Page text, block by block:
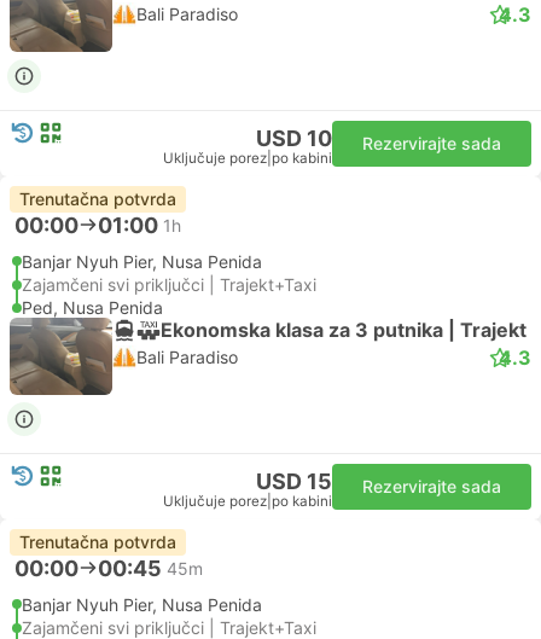
Bali Paradiso 4.3
USD 10
Uključuje porez po kabini
Rezervirajte sada
Trenutačna potvrda
00:00 01:00 1h
Banjar Nyuh Pier, Nusa Penida
Zajamčeni svi priključci | Trajekt+Taxi
Ped, Nusa Penida
Ekonomska klasa za 3 putnika | Trajekt
Bali Paradiso 4.3
USD 15
Uključuje porez po kabini
Rezervirajte sada
Trenutačna potvrda
00:00 00:45 45m
Banjar Nyuh Pier, Nusa Penida
Zajamčeni svi priključci | Trajekt+Taxi